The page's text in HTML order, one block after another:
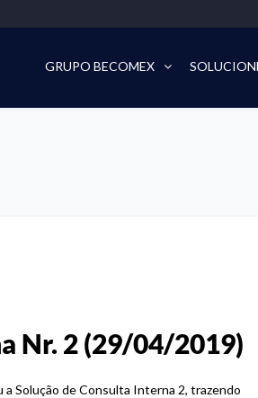
GRUPO BECOMEX
Nr. 2 (29/04/2019)
a Solução de Consulta Interna 2, trazendo